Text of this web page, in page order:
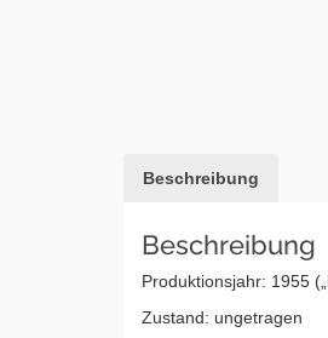
Beschreibung
Beschreibung
Produktionsjahr: 1955
Zustand: ungetragen